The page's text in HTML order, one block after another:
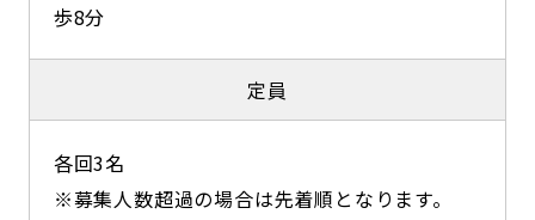
歩8分
定員
各回3名
※募集人数超過の場合は先着順となります。